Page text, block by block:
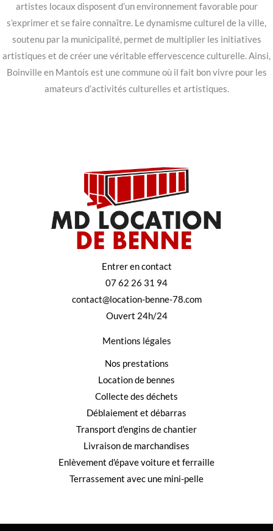
artistes locaux disposent d’un environnement favorable pour
s’exprimer et se faire connaître. Le dynamisme culturel de la ville,
soutenu par la municipalité, permet de multiplier les initiatives
artistiques et de créer une véritable effervescence culturelle. Ainsi,
Boinville en Mantois est une commune où il fait bon vivre pour les
amateurs d’activités culturelles et artistiques.
Entrer en contact
07 62 26 31 94
contact@location-benne-78.com
Ouvert 24h/24
Mentions légales
Nos prestations
Location de bennes
Collecte des déchets
Déblaiement et débarras
Transport d'engins de chantier
Livraison de marchandises
Enlèvement d'épave voiture et ferraille
Terrassement avec une mini-pelle